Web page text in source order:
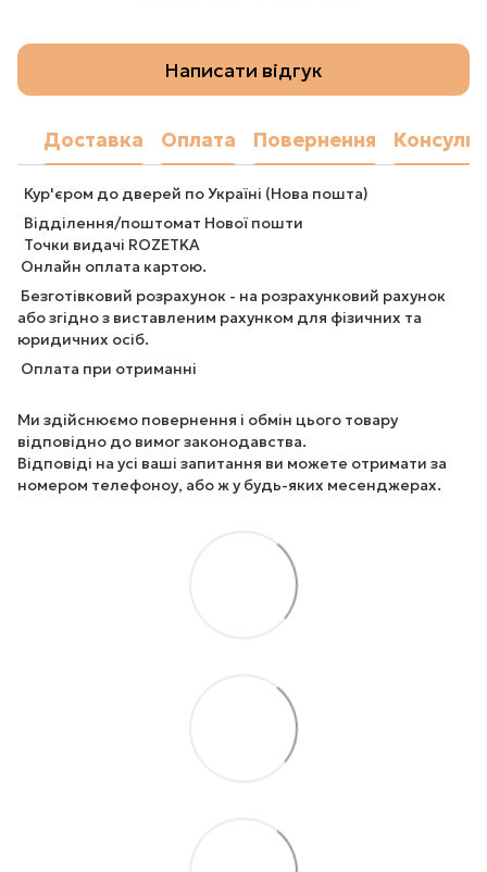
Написати відгук
Доставка Оплата Повернення
Кур'єром до дверей по Україні (Нова пошта)
Відділення/поштомат Нової пошти
Точки видачі ROZETKA
Онлайн оплата картою.
Безготівковий розрахунок - на розрахунковий рахунок
або згідно з виставленим рахунком для фізичних та
юридичних осіб.
Оплата при отриманні
Ми здійснюємо повернення і обмін цього товару
відповідно до вимог законодавства.
Відповіді на усі ваші запитання ви можете отримати за
номером телефоноу, або ж у будь-яких месенджерах.